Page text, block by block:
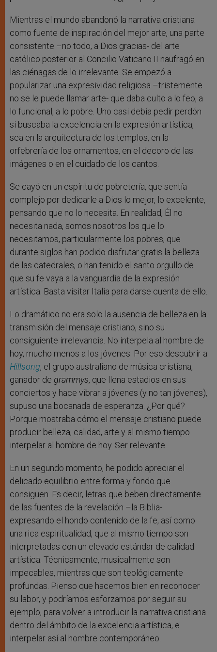
Mientras el mundo abandonó la narrativa cristiana
como fuente de inspiración del mejor arte, una parte
consistente –no todo, a Dios gracias- del arte
católico posterior al Concilio Vaticano II naufragó en
las ciénagas de lo irrelevante. Se empezó a
popularizar una expresividad religiosa –tristemente
no se le puede llamar arte- que daba culto a lo feo, a
lo funcional, a lo pobre. Uno casi debía pedir perdón
si buscaba la excelencia en la expresión artística,
sea en la arquitectura de los templos, en la
orfebrería de los ornamentos, en el decoro de las
imágenes o en el cuidado de los cantos.
Se cayó en un espíritu de pobretería, que sentía
complejo por dedicarle a Dios lo mejor, lo excelente,
pensando que no lo necesita. En realidad, Él no
necesita nada, somos nosotros los que lo
necesitamos, particularmente los pobres, que
durante siglos han podido disfrutar gratis la belleza
de las catedrales, o han tenido el santo orgullo de
que su fe vaya a la vanguardia de la expresión
artística. Basta visitar Italia para darse cuenta de ello.
Lo dramático no era solo la ausencia de belleza en la
transmisión del mensaje cristiano, sino su
consiguiente irrelevancia. No interpela al hombre de
hoy, mucho menos a los jóvenes. Por eso descubrir a
Hillsong, el grupo australiano de música cristiana,
ganador de grammys, que llena estadios en sus
conciertos y hace vibrar a jóvenes (y no tan jóvenes),
supuso una bocanada de esperanza. ¿Por qué?
Porque mostraba cómo el mensaje cristiano puede
producir belleza, calidad, arte y al mismo tiempo
interpelar al hombre de hoy. Ser relevante.
En un segundo momento, he podido apreciar el
delicado equilibrio entre forma y fondo que
consiguen. Es decir, letras que beben directamente
de las fuentes de la revelación –la Biblia-
expresando el hondo contenido de la fe, así como
una rica espiritualidad, que al mismo tiempo son
interpretadas con un elevado estándar de calidad
artística. Técnicamente, musicalmente son
impecables, mientras que son teológicamente
profundas. Pienso que hacemos bien en reconocer
su labor, y podríamos esforzarnos por seguir su
ejemplo, para volver a introducir la narrativa cristiana
dentro del ámbito de la excelencia artística, e
interpelar así al hombre contemporáneo.